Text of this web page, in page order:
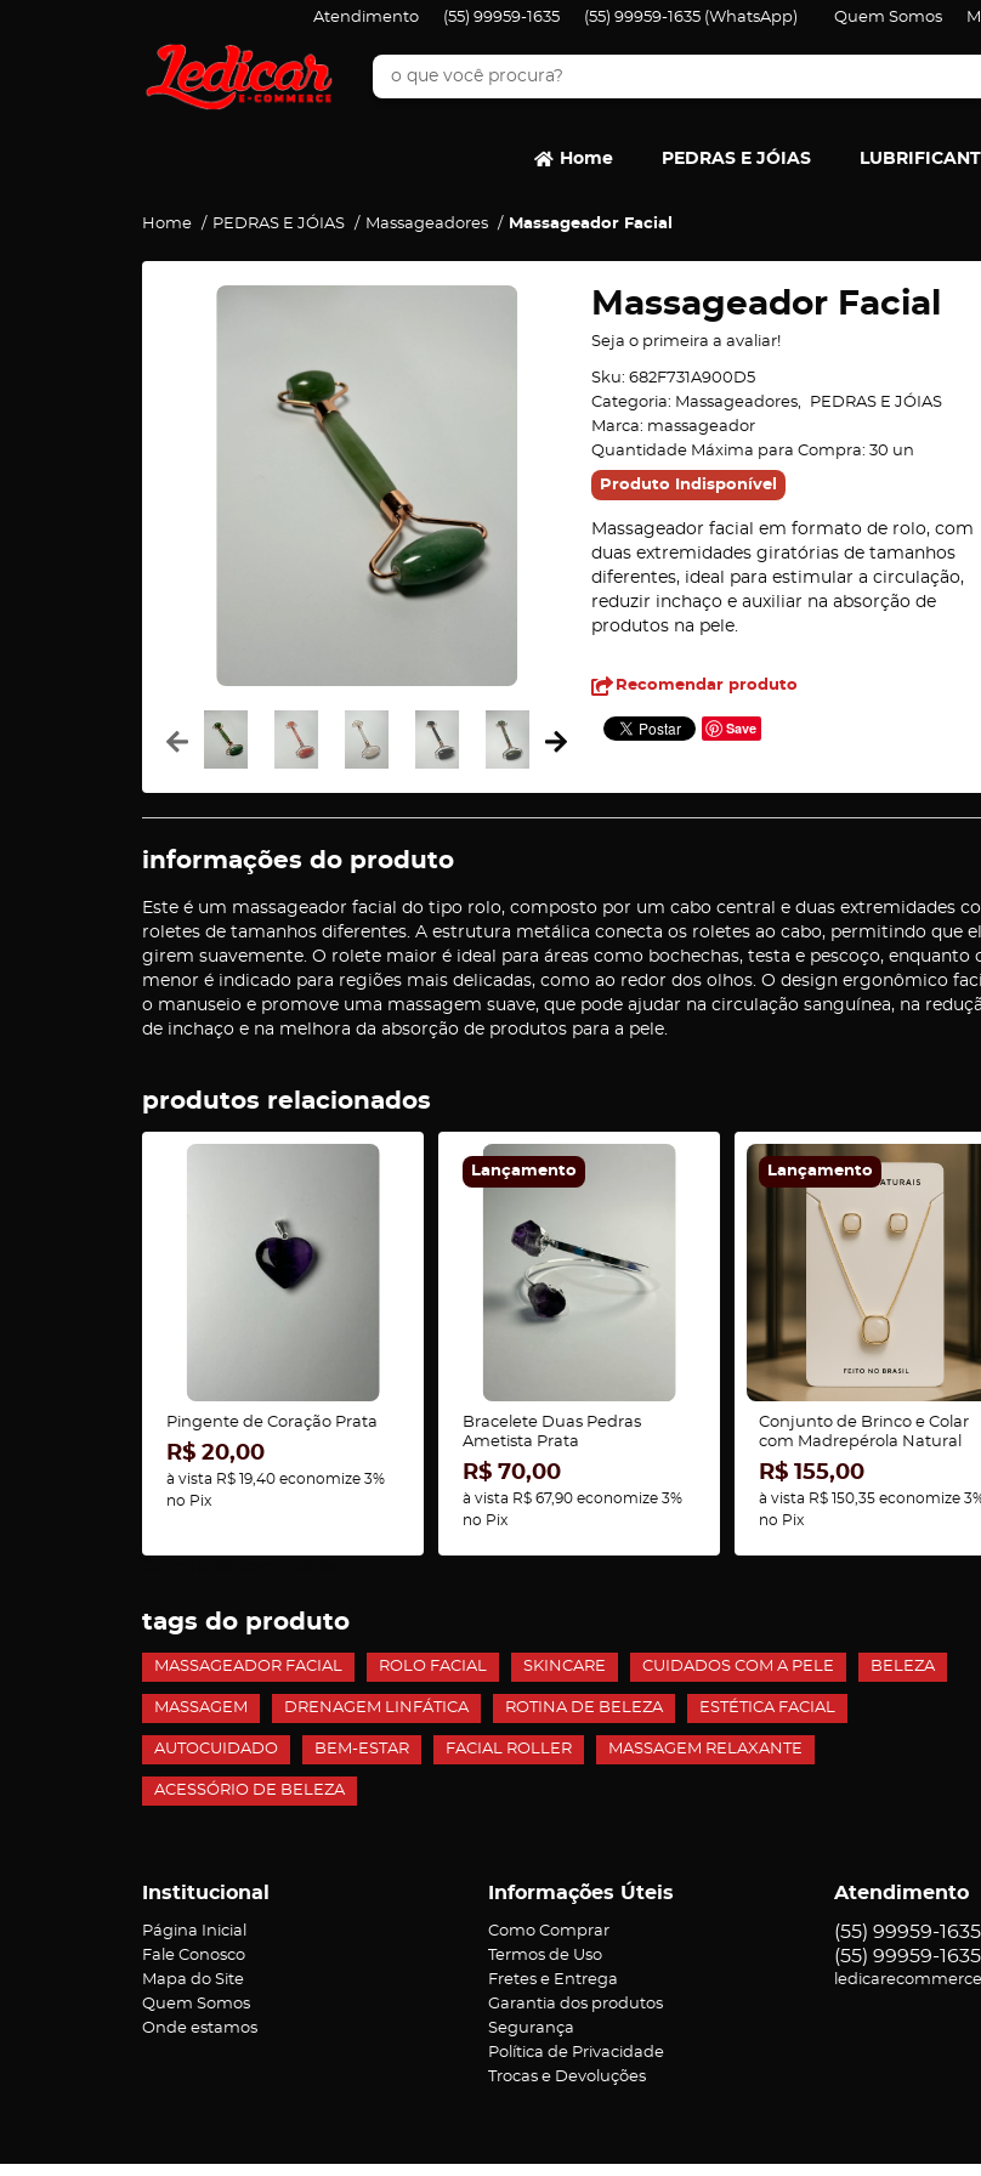
Quem Somos
Atendimento (55) 99959-1635 (55) 99959-1635 (WhatsApp)
Home PEDRAS E JÓIAS
Home PEDRAS E JÓIAS Massageadores Massageador Facial
Massageador Facial
Seja o primeira a avaliar!
Sku: 682F731A900D5
Categoria: Massageadores
PEDRAS E JÓIAS
Marca: massageador
Quantidade Máxima para Compra: 30 un
Produto Indisponível
Massageador facial em formato de rolo, com
duas extremidades giratórias de tamanhos
diferentes, ideal para estimular a circulação,
reduzir inchaço e auxiliar na absorção de
produtos na pele.
Recomendar produto
Save
informações do produto
Este é um massageador facial do tipo rolo, composto por um cabo central e duas extremidades
roletes de tamanhos diferentes. A estrutura metálica conecta os roletes ao cabo, permitindo que
girem suavemente. O rolete maior é ideal para áreas como bochechas, testa e pescoço, enquanto
menor é indicado para regiões mais delicadas, como ao redor dos olhos. O design ergonômico
o manuseio e promove uma massagem suave, que pode ajudar na circulação sanguínea, na
de inchaço e na melhora da absorção de produtos para a pele.
produtos relacionados
Pingente de Coração Prata
R$ 20,00
à vista R$ 19,40 economize 3%
no Pix
Lançamento
Bracelete Duas Pedras
Ametista Prata
R$ 70,00
à vista R$ 67,90economize 3%
no Pix
Lançamento
Conjunto de Brinco e Colar
com Madrepérola Natural
R$ 155,00
à vista R$ 150,35economize
no Pix
tags do produto
MASSAGEADOR FACIAL ROLO FACIAL SKINCARE CUIDADOS COM A PELE BELEZA
MASSAGEM DRENAGEM LINFÁTICA ROTINA DE BELEZA ESTÉTICA FACIAL
AUTOCUIDADO BEM-ESTAR FACIAL ROLLER MASSAGEM RELAXANTE
ACESSÓRIO DE BELEZA
Institucional
Página Inicial
Fale Conosco
Mapa do Site
Quem Somos
Onde estamos
Informações Úteis
Como Comprar
Termos de Uso
Fretes e Entrega
Garantia dos produtos
Segurança
Política de Privacidade
Trocas e Devoluções
Atendimento
(55) 99959-1635
(55) 99959-1635